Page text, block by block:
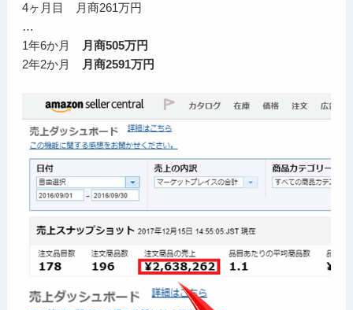
4ヶ月目 月商261万円
…
1年6か月
月商505万円
2年2か月
月商2591万円